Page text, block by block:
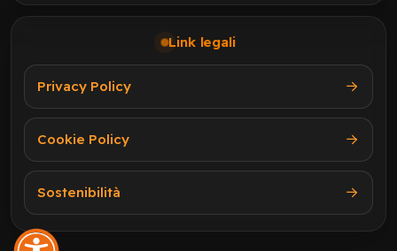
Link legali
Privacy Policy
Cookie Policy
Sostenibilità